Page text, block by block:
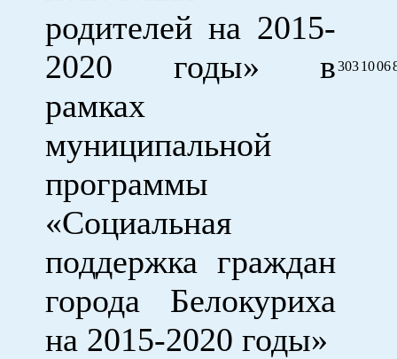
родителей на 2015-
2020 годы» в
рамках
муниципальной
программы
«Социальная
поддержка граждан
города Белокуриха
на 2015-2020 годы»
3031006